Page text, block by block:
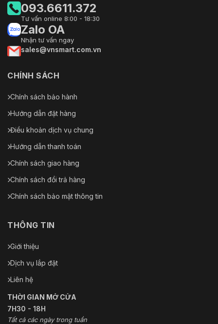
093.6611.372
Tư vấn online 8:00 - 18:30
Zalo OA
Nhận tư vấn ngay
sales@vnsmart.com.vn
CHÍNH SÁCH
Chính sách bảo hành
Hướng dẫn đặt hàng
Điều khoản dịch vụ chung
Hướng dẫn thanh toán
Chính sách giao hàng
Chính sách đổi trả hàng
Chính sách bảo mật thông tin
THÔNG TIN
Giới thiệu
Dịch vụ lắp đặt
Liên hệ
THỜI GIAN MỞ CỬA
7H30 - 18H
Tất cả các ngày trong tuần